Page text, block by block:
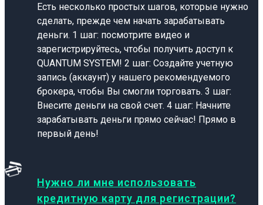
Есть несколько простых шагов, которые нужно
сделать, прежде чем начать зарабатывать
деньги. 1 шаг: посмотрите видео и
зарегистрируйтесь, чтобы получить доступ к
QUANTUM SYSTEM! 2 шаг: Создайте учетную
запись (аккаунт) у нашего рекомендуемого
брокера, чтобы Вы смогли торговать. 3 шаг:
Внесите деньги на свой счет. 4 шаг: Начните
зарабатывать деньги прямо сейчас! Прямо в
первый день!
Нужно ли мне использовать
кредитную карту для регистрации?